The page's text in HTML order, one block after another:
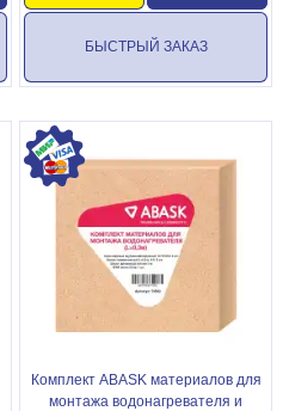
БЫСТРЫЙ ЗАКАЗ
Комплект ABASK материалов для
монтажа водонагревателя и